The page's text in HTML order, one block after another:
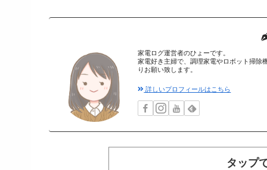
家電ログ運営者のひょーです。
家電好き主婦で、調理家電やロボット掃除
りお願い致します。
詳しいプロフィールはこちら
タップ